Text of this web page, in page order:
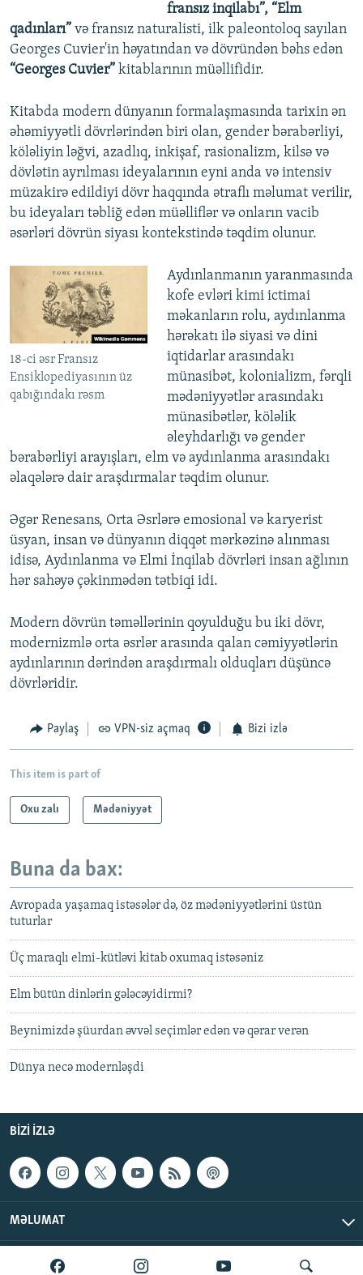
fransız inqilabı”, “Elm
qadınları” və fransız naturalisti, ilk paleontoloq sayılan
Georges Cuvier'in həyatından və dövründən bəhs edən
“Georges Cuvier” kitablarının müəllifidir.
Kitabda modern dünyanın formalaşmasında tarixin ən
əhəmiyyətli dövrlərindən biri olan, gender bərabərliyi,
köləliyin ləğvi, azadlıq, inkişaf, rasionalizm, kilsə və
dövlətin ayrılması ideyalarının eyni anda və intensiv
müzakirə edildiyi dövr haqqında ətraflı məlumat verilir,
bu ideyaları təbliğ edən müəlliflər və onların vacib
əsərləri dövrün siyası kontekstində təqdim olunur.
18-ci əsr Fransız
Ensiklopediyasının üz
qabığındakı rəsm
Aydınlanmanın yaranmasında
kofe evləri kimi ictimai
məkanların rolu, aydınlanma
hərəkatı ilə siyasi və dini
iqtidarlar arasındakı
münasibət, kolonializm, fərqli
mədəniyyətlər arasındakı
münasibətlər, köləlik
əleyhdarlığı və gender
bərabərliyi arayışları, elm və aydınlanma arasındakı
əlaqələrə dair araşdırmalar təqdim olunur.
Əgər Renesans, Orta Əsrlərə emosional və karyerist
üsyan, insan və dünyanın diqqət mərkəzinə alınması
idisə, Aydınlanma və Elmi İnqilab dövrləri insan ağlının
hər sahəyə çəkinmədən tətbiqi idi.
Modern dövrün təməllərinin qoyulduğu bu iki dövr,
modernizmlə orta əsrlər arasında qalan cəmiyyətlərin
aydınlarının dərindən araşdırmalı olduqları düşüncə
dövrləridir.
Paylaş VPN-siz açmaq Bizi izlə
This item is part of
Oxu zalı Mədəniyyət
Buna da bax:
Avropada yaşamaq istəsələr də, öz mədəniyyətlərini üstün
tuturlar
Üç maraqlı elmi-kütləvi kitab oxumaq istəsəniz
Elm bütün dinlərin gələcəyidirmi?
Beynimizdə şüurdan əvvəl seçimlər edən və qərar verən
Dünya necə modernləşdi
BIZI IZLƏ
MƏLUMAT
AzadlıqRadiosu © 2026 Inc. | Bütün hüquqlar qorunur